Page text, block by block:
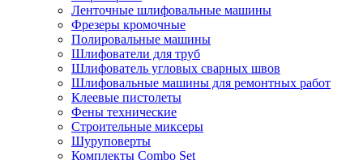
Ленточные шлифовальные машины
Фрезеры кромочные
Полировальные машины
Шлифователи для труб
Шлифователь угловых сварных швов
Шлифовальные машины для ремонтных работ
Клеевые пистолеты
Фены технические
Строительные миксеры
Шуруповерты
Комплекты Combo Set